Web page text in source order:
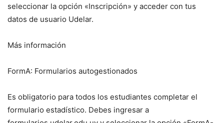
seleccionar la opción «Inscripción» y acceder con tus
datos de usuario Udelar.
Más información
FormA: Formularios autogestionados
Es obligatorio para todos los estudiantes completar el
formulario estadístico. Debes ingresar a